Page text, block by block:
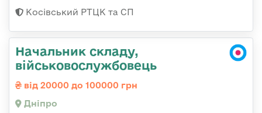
Косівський РТЦК та СП
Начальник складу,
військовослужбовець
від 20000 до 100000 грн
Дніпро